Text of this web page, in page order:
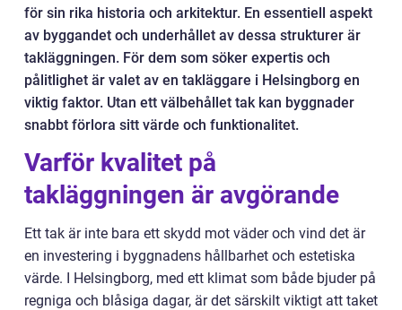
för sin rika historia och arkitektur. En essentiell aspekt
av byggandet och underhållet av dessa strukturer är
takläggningen. För dem som söker expertis och
pålitlighet är valet av en takläggare i Helsingborg en
viktig faktor. Utan ett välbehållet tak kan byggnader
snabbt förlora sitt värde och funktionalitet.
Varför kvalitet på
takläggningen är avgörande
Ett tak är inte bara ett skydd mot väder och vind det är
en investering i byggnadens hållbarhet och estetiska
värde. I Helsingborg, med ett klimat som både bjuder på
regniga och blåsiga dagar, är det särskilt viktigt att taket